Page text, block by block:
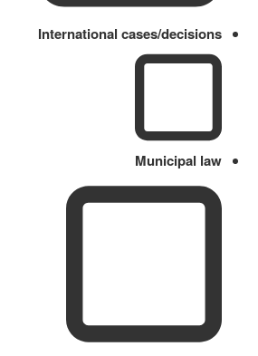
International cases/decisions
Municipal law